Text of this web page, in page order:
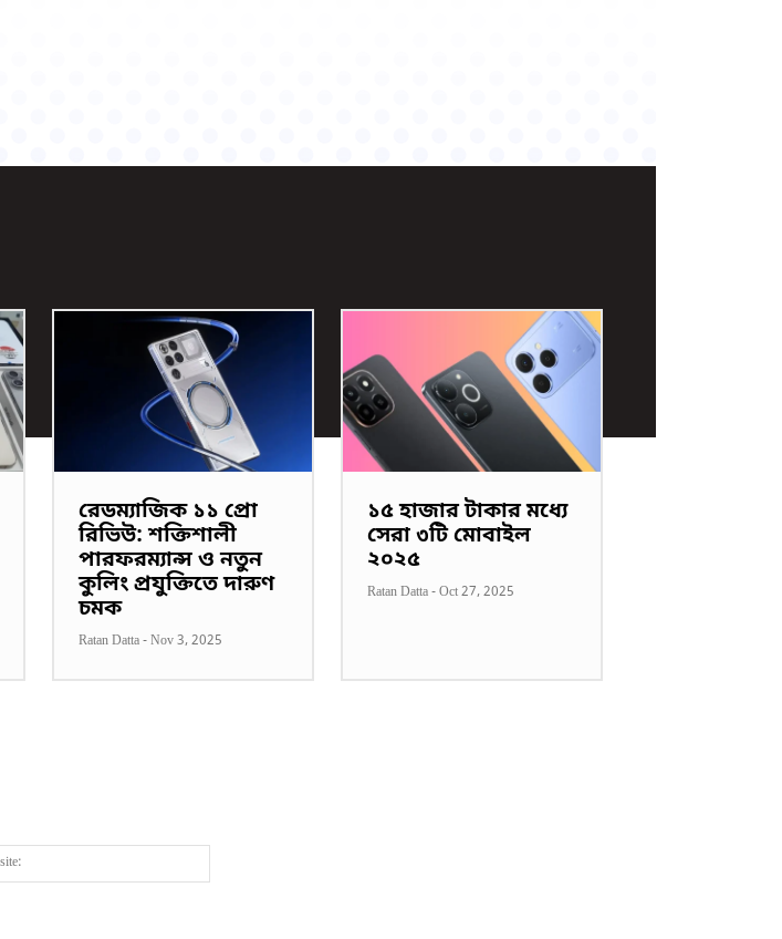
রেডম্যাজিক ১১ প্রো
রিভিউ: শক্তিশালী
পারফরম্যান্স ও নতুন
কুলিং প্রযুক্তিতে দারুণ
চমক
Ratan Datta-Nov 3, 2025
১৫ হাজার টাকার মধ্যে
সেরা ৩টি মোবাইল
২০২৫
Ratan Datta-Oct 27, 2025